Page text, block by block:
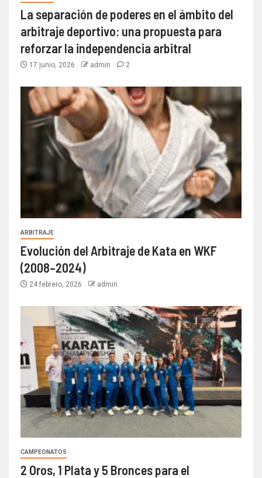
La separación de poderes en el ámbito del
arbitraje deportivo: una propuesta para
reforzar la independencia arbitral
17 junio, 2026 admin 2
ARBITRAJE
Evolución del Arbitraje de Kata en WKF
(2008–2024)
24 febrero, 2026 admin
CAMPEONATOS
2 Oros, 1 Plata y 5 Bronces para el